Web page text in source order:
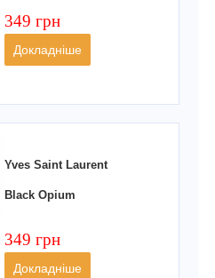
349 грн
Докладніше
Yves Saint Laurent
Black Opium
349 грн
Докладніше